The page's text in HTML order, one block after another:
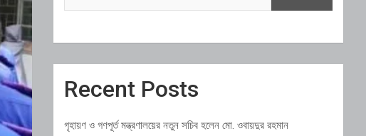
Recent Posts
গৃহায়ণ ও গণপূর্ত মন্ত্রণালয়ের নতুন সচিব হলেন মো. ওবায়দুর রহমান